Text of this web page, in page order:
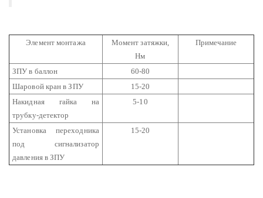
Элемент монтажа
Момент затяжки,
Нм
Примечание
ЗПУ в баллон
60-80
Шаровой кран в ЗПУ
15-20
Накидная гайка на
трубку-детектор
5-10
Установка переходника
под сигнализатор
давления в ЗПУ
15-20